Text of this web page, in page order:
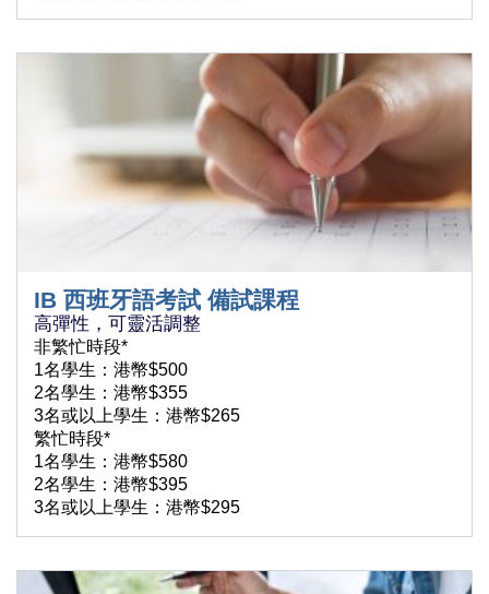
IB 西班牙語考試 備試課程
高彈性，可靈活調整
非繁忙時段*
1名學生：港幣$500
2名學生：港幣$355
3名或以上學生：港幣$265
繁忙時段*
1名學生：港幣$580
2名學生：港幣$395
3名或以上學生：港幣$295